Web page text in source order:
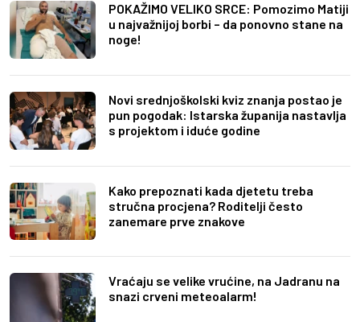
POKAŽIMO VELIKO SRCE: Pomozimo Matiji
u najvažnijoj borbi – da ponovno stane na
noge!
Novi srednjoškolski kviz znanja postao je
pun pogodak: Istarska županija nastavlja
s projektom i iduće godine
Kako prepoznati kada djetetu treba
stručna procjena? Roditelji često
zanemare prve znakove
Vraćaju se velike vrućine, na Jadranu na
snazi crveni meteoalarm!